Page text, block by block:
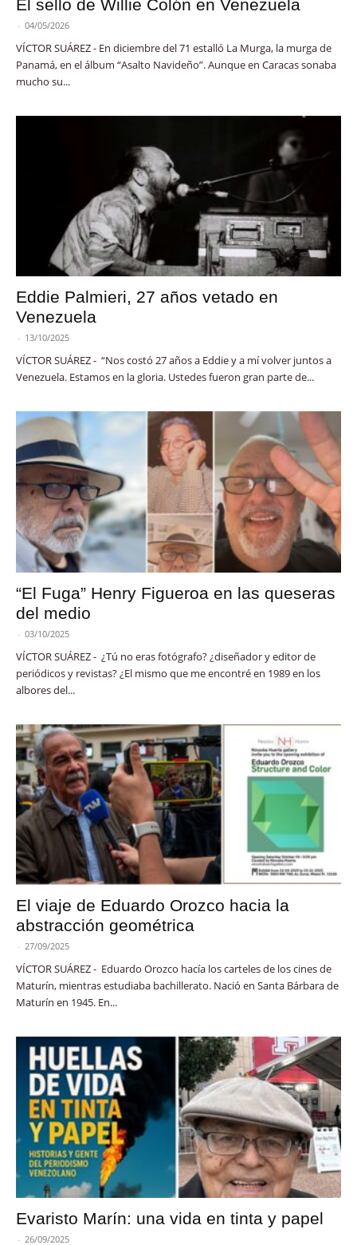
El sello de Willie Colón en Venezuela
- 04/05/2026
VÍCTOR SUÁREZ - En diciembre del 71 estalló La Murga, la murga de
Panamá, en el álbum “Asalto Navideño”. Aunque en Caracas sonaba
mucho su...
Eddie Palmieri, 27 años vetado en
Venezuela
- 13/10/2025
VÍCTOR SUÁREZ - “Nos costó 27 años a Eddie y a mí volver juntos a
Venezuela. Estamos en la gloria. Ustedes fueron gran parte de...
“El Fuga” Henry Figueroa en las queseras
del medio
- 03/10/2025
VÍCTOR SUÁREZ - ¿Tú no eras fotógrafo? ¿diseñador y editor de
periódicos y revistas? ¿El mismo que me encontré en 1989 en los
albores del...
El viaje de Eduardo Orozco hacia la
abstracción geométrica
- 27/09/2025
VÍCTOR SUÁREZ - Eduardo Orozco hacía los carteles de los cines de
Maturín, mientras estudiaba bachillerato. Nació en Santa Bárbara de
Maturín en 1945. En...
Evaristo Marín: una vida en tinta y papel
- 26/09/2025